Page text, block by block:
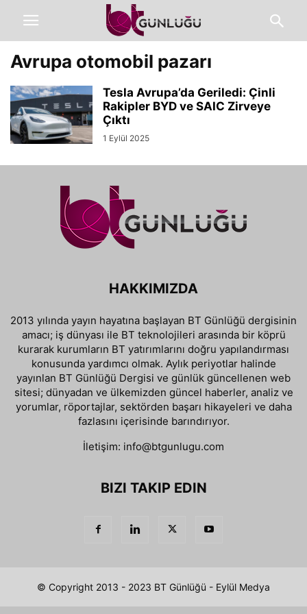
Avrupa otomobil pazarı
Tesla Avrupa’da Geriledi: Çinli
Rakipler BYD ve SAIC Zirveye
Çıktı
1 Eylül 2025
HAKKIMIZDA
2013 yılında yayın hayatına başlayan BT Günlüğü dergisinin
amacı; iş dünyası ile BT teknolojileri arasında bir köprü
kurarak kurumların BT yatırımlarını doğru yapılandırması
konusunda yardımcı olmak. Aylık periyotlar halinde
yayınlan BT Günlüğü Dergisi ve günlük güncellenen web
sitesi; dünyadan ve ülkemizden güncel haberler, analiz ve
yorumlar, röportajlar, sektörden başarı hikayeleri ve daha
fazlasını içerisinde barındırıyor.
İletişim: info@btgunlugu.com
BIZI TAKIP EDIN
© Copyright 2013 - 2023 BT Günlüğü - Eylül Medya